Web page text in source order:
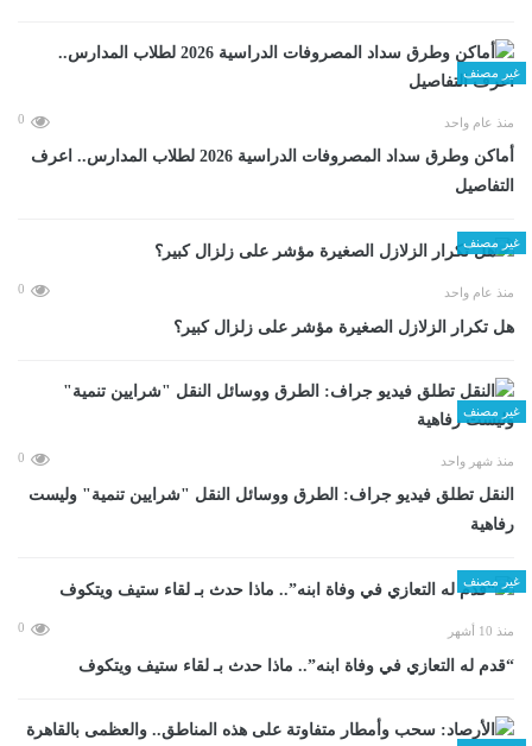
غير مصنف
منذ عام واحد 0
أماكن وطرق سداد المصروفات الدراسية 2026 لطلاب المدارس.. اعرف
التفاصيل
غير مصنف
منذ عام واحد 0
هل تكرار الزلازل الصغيرة مؤشر على زلزال كبير؟
غير مصنف
منذ شهر واحد 0
​النقل تطلق فيديو جراف: الطرق ووسائل النقل "شرايين تنمية" وليست
رفاهية
غير مصنف
منذ 10 أشهر 0
“قدم له التعازي في وفاة ابنه”.. ماذا حدث بـ لقاء ستيف ويتكوف